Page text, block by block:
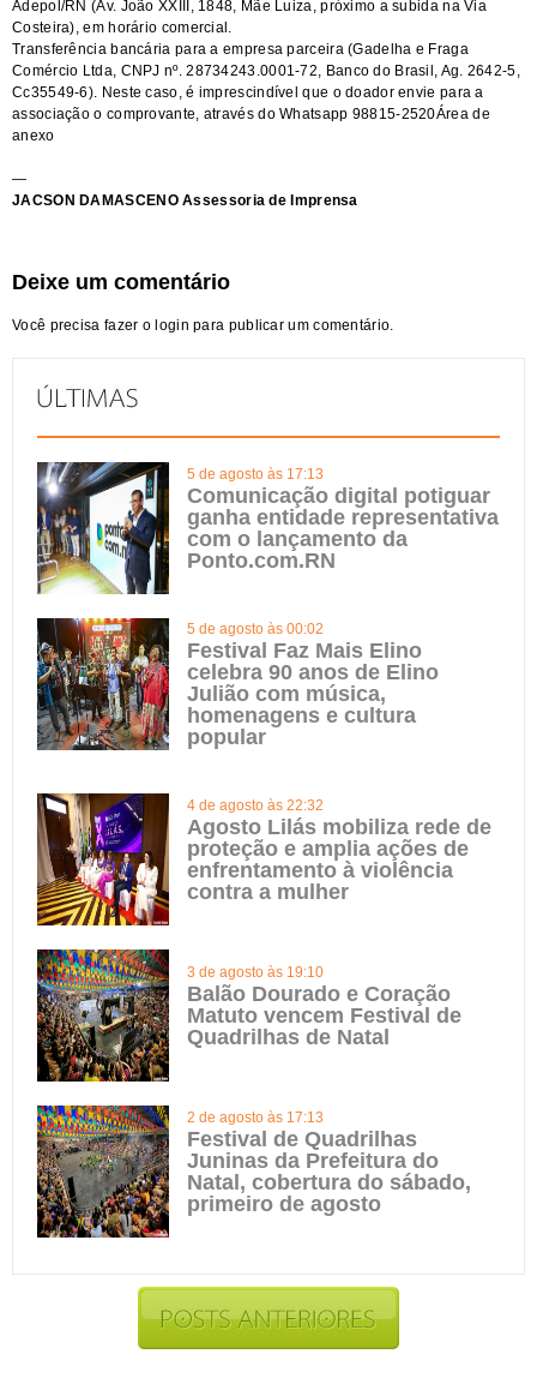
Adepol/RN (Av. João XXIII, 1848, Mãe Luiza, próximo a subida na Via
Costeira), em horário comercial.
Transferência bancária para a empresa parceira (Gadelha e Fraga
Comércio Ltda, CNPJ nº. 28734243.0001-72, Banco do Brasil, Ag. 2642-5,
Cc35549-6). Neste caso, é imprescindível que o doador envie para a
associação o comprovante, através do Whatsapp 98815-2520Área de
anexo
—
JACSON DAMASCENO Assessoria de Imprensa
Deixe um comentário
Você precisa fazer o login para publicar um comentário.
5 de agosto às 17:13
Comunicação digital potiguar
ganha entidade representativa
com o lançamento da
Ponto.com.RN
5 de agosto às 00:02
Festival Faz Mais Elino
celebra 90 anos de Elino
Julião com música,
homenagens e cultura
popular
4 de agosto às 22:32
Agosto Lilás mobiliza rede de
proteção e amplia ações de
enfrentamento à violência
contra a mulher
3 de agosto às 19:10
Balão Dourado e Coração
Matuto vencem Festival de
Quadrilhas de Natal
2 de agosto às 17:13
Festival de Quadrilhas
Juninas da Prefeitura do
Natal, cobertura do sábado,
primeiro de agosto